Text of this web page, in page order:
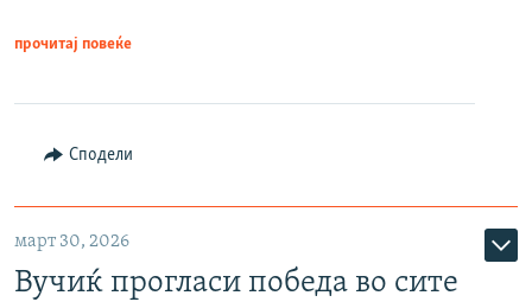
прочитај повеќе
Сподели
март 30, 2026
Вучиќ прогласи победа во сите